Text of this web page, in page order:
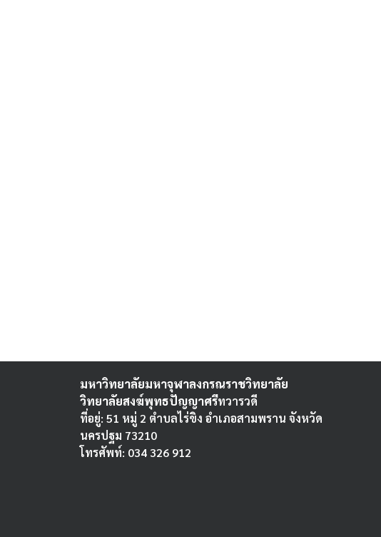
มหาวิทยาลัยมหาจุฬาลงกรณราชวิทยาลัย
วิทยาลัยสงฆ์พุทธปัญญาศรีทวารวดี
ที่อยู่: 51 หมู่ 2 ตำบลไร่ขิง อำเภอสามพราน จังหวัด
นครปฐม 73210
โทรศัพท์: 034 326 912